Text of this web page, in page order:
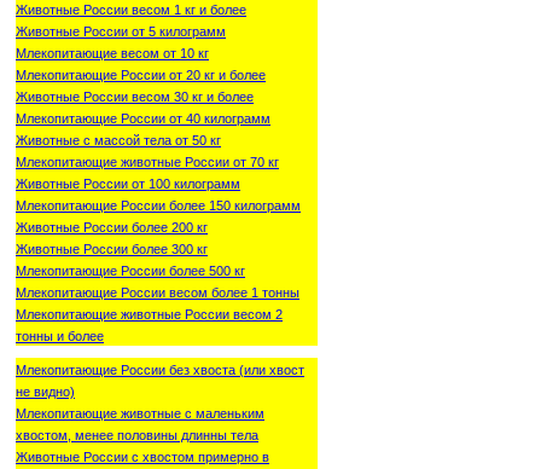
Животные России весом 1 кг и более
Животные России от 5 килограмм
Млекопитающие весом от 10 кг
Млекопитающие России от 20 кг и более
Животные России весом 30 кг и более
Млекопитающие России от 40 килограмм
Животные с массой тела от 50 кг
Млекопитающие животные России от 70 кг
Животные России от 100 килограмм
Млекопитающие России более 150 килограмм
Животные России более 200 кг
Животные России более 300 кг
Млекопитающие России более 500 кг
Млекопитающие России весом более 1 тонны
Млекопитающие животные России весом 2
тонны и более
Млекопитающие России без хвоста (или хвост
не видно)
Млекопитающие животные с маленьким
хвостом, менее половины длинны тела
Животные России с хвостом примерно в